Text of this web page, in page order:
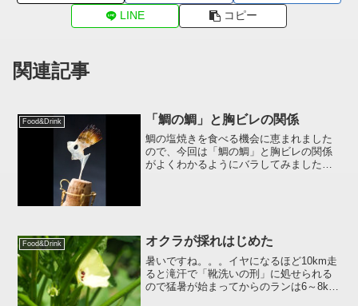
LINE
コピー
関連記事
Food&Drink 「鯛の鯛」と胸ビレの関係
鯛の塩焼きを食べる機会に恵まれました
ので、今回は「鯛の鯛」と胸ビレの関係
がよくわかるようにバラしてみました。
Food&Drink オクラが採れはじめた
暑いですね。。。イヤになるほど10km走
ると滝汗で「靴洗いの刑」に処せられる
ので猛暑が始まってからのランは6～8km